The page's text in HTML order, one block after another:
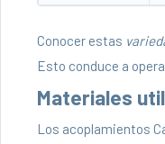
Conocer estas
Esto conduce a
Materiales
Los acoplamientos